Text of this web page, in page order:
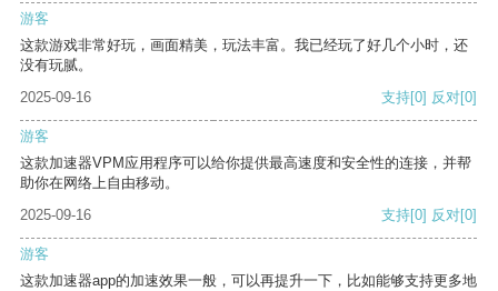
游客
这款游戏非常好玩，画面精美，玩法丰富。我已经玩了好几个小时，还
没有玩腻。
2025-09-16
支持[0] 反对[0]
游客
这款加速器VPM应用程序可以给你提供最高速度和安全性的连接，并帮
助你在网络上自由移动。
2025-09-16
支持[0] 反对[0]
游客
这款加速器app的加速效果一般，可以再提升一下，比如能够支持更多地